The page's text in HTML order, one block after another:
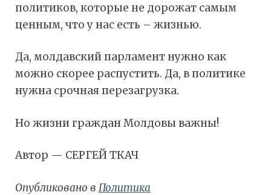
политиков, которые не дорожат самым
ценным, что у нас есть – жизнью.
Да, молдавский парламент нужно как
можно скорее распустить. Да, в политике
нужна срочная перезагрузка.
Но жизни граждан Молдовы важны!
Автор — СЕРГЕЙ ТКАЧ
Опубликовано в Политика